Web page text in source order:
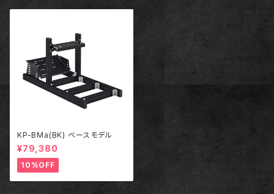
KP-BMa(BK) ベースモデル
¥79,380
10%OFF